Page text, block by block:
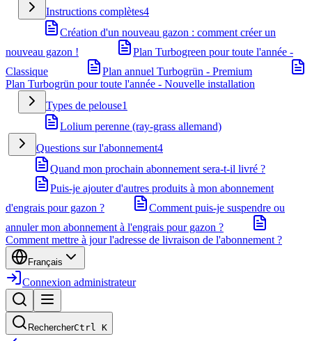
Instructions complètes4
Création d'un nouveau gazon : comment créer un
nouveau gazon !
Plan Turbogreen pour toute l'année -
Classique
Plan annuel Turbogrün - Premium
Plan Turbogrün pour toute l'année - Nouvelle installation
Types de pelouse1
Lolium perenne (ray-grass allemand)
Questions sur l'abonnement4
Quand mon prochain abonnement sera-t-il livré ?
Puis-je ajouter d'autres produits à mon abonnement
d'engrais pour gazon ?
Comment puis-je suspendre ou
annuler mon abonnement à l'engrais pour gazon ?
Comment mettre à jour l'adresse de livraison de l'abonnement ?
Français
Connexion administrateur
RechercherCtrl K